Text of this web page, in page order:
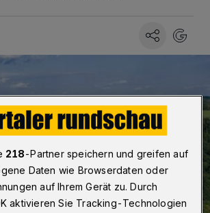
218-Partner speichern und greifen auf
Daten wie Browserdaten oder
auf Ihrem Gerät zu. Durch
aktivieren Sie Tracking-Technologien